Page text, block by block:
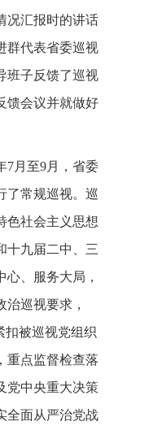
况汇报时的讲话
群代表省委巡视
班子反馈了巡视
馈会议并就做好
7月至9月，省委
了常规巡视。巡
色社会主义思想
十九届二中、三
、服务大局，
巡视要求，
扣被巡视党组织
重点监督检查落
党中央重大决策
全面从严治党战